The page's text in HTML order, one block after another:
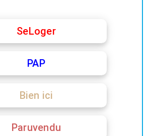
SeLoger
PAP
Bien ici
Paruvendu